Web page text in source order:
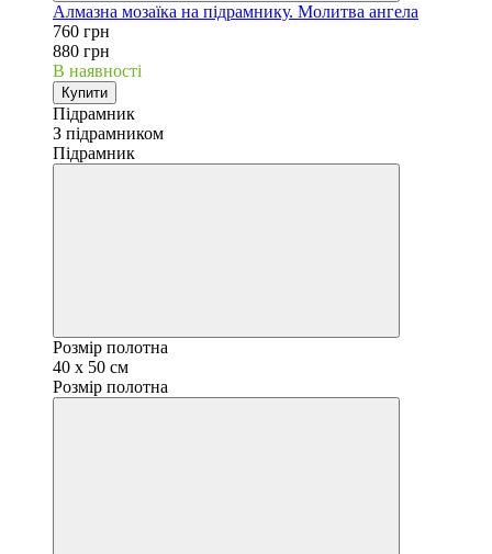
Алмазна мозаїка на підрамнику. Молитва ангела
760 грн
880 грн
В наявності
Купити
Підрамник
З підрамником
Підрамник
Розмір полотна
40 x 50 см
Розмір полотна